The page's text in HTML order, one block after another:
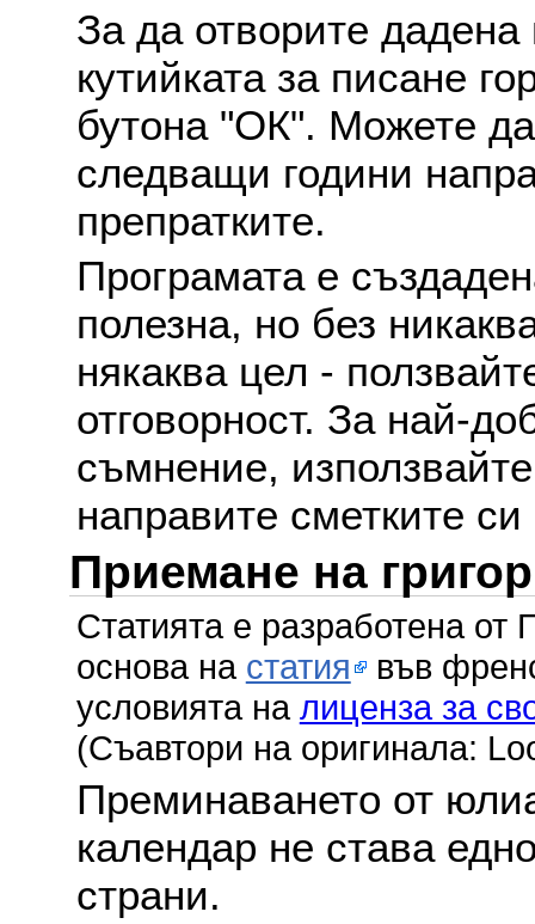
За да отворите
кутийката за писане
бутона "ОК". Можете
следващи години
препратките.
Програмата е
полезна, но без
някаква цел -
отговорност. За най-
съмнение,
направите сметките
Приемане на
Статията е разработена
основа на статия във
условията на лиценза за
(Съавтори на оригинала:
Преминаването от
календар не става
страни.